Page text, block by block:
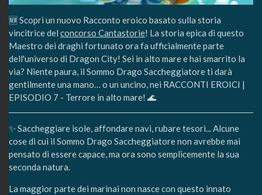
🆕 Scopri un nuovo Racconto eroico basato sulla storia
vincitrice del concorso Cantastorie! La storia epica di questo
Maestro dei draghi fortunato ora fa ufficialmente parte
dell'universo di Dragon City! Sei in alto mare e hai smarrito la
via? Niente paura, il Sommo Drago Saccheggiatore ti darà
gentilmente una mano… o un uncino, nei RACCONTI EROICI |
EPISODIO 7 - Terrore in alto mare! 🌊
✨ Saccheggiare isole, affondare navi, rubare tesori... Alcune
cose di cui il Sommo Drago Saccheggiatore non avrebbe mai
pensato di essere capace, ma ora sono semplicemente la sua
seconda natura.
La maggior parte dei marinai non nasce con questo innato